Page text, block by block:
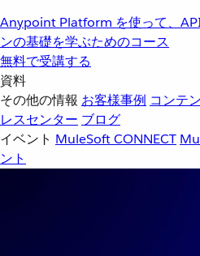
Anypoint Platform を使って、
ンの基礎を学ぶためのコース
無料で受講する
資料
その他の情報 お客様事例 コンテ
レスセンター ブログ
イベント MuleSoft CONNECT
ント